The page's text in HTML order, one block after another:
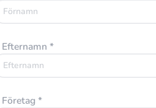
Efternamn *
Företag *